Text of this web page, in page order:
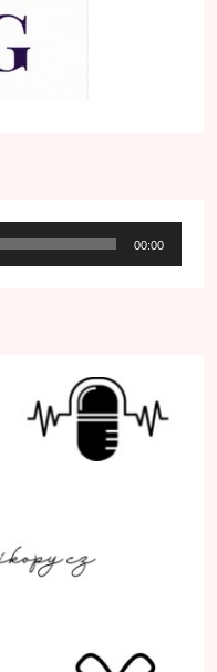
00:00